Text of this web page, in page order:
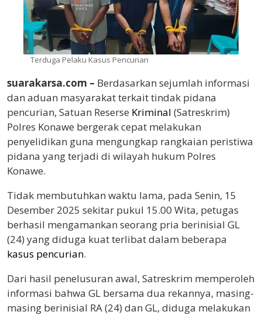
Terduga Pelaku Kasus Pencurian
suarakarsa.com – Berdasarkan sejumlah informasi
dan aduan masyarakat terkait tindak pidana
pencurian, Satuan Reserse Kriminal (Satreskrim)
Polres Konawe bergerak cepat melakukan
penyelidikan guna mengungkap rangkaian peristiwa
pidana yang terjadi di wilayah hukum Polres
Konawe.
Tidak membutuhkan waktu lama, pada Senin, 15
Desember 2025 sekitar pukul 15.00 Wita, petugas
berhasil mengamankan seorang pria berinisial GL
(24) yang diduga kuat terlibat dalam beberapa
kasus pencurian.
Dari hasil penelusuran awal, Satreskrim memperoleh
informasi bahwa GL bersama dua rekannya, masing-
masing berinisial RA (24) dan GL, diduga melakukan